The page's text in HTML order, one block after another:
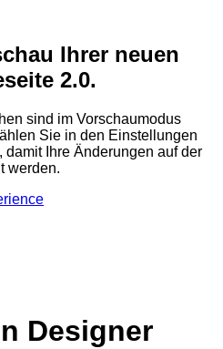
Ihrer neuen
2.0.
sind im Vorschaumodus
Sie in den Einstellungen
Ihre Änderungen auf der
werden.
Designer